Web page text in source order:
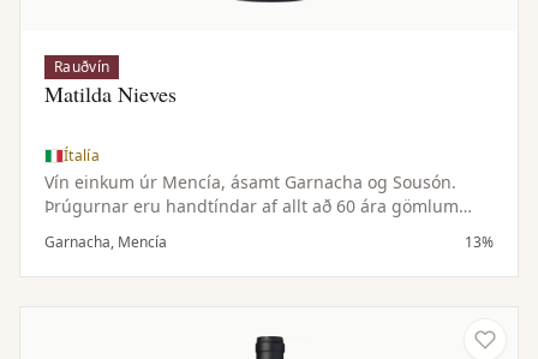
Rauðvín
Matilda Nieves
Ítalía
Vín einkum úr Mencía, ásamt Garnacha og Sousón.
Þrúgurnar eru handtíndar af allt að 60 ára gömlum
vínviði í brattlendi Ribeira Sacra. Gerjun með villtum
gersveppum og 15–20 daga húðlögun, án eikarþroska
sem varðveitir ferskan og ilmandi karakter.
Garnacha, Mencía 13%